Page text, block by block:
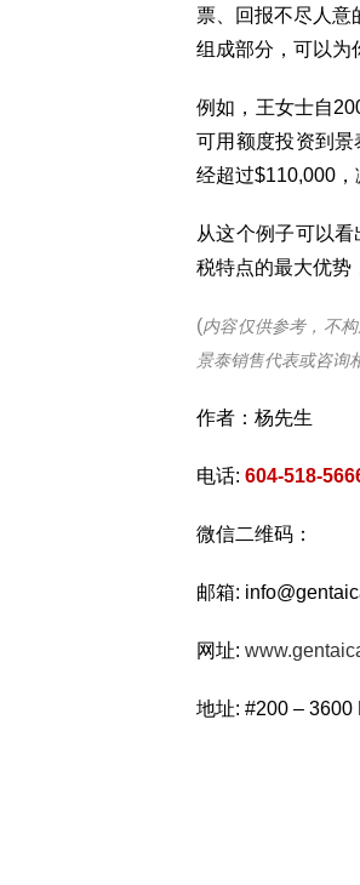
票、回报不尽人意
组成部分，可以为
例如，王女士自
可用额度投资到
经超过$110,000
从这个例子可以
税特点的最大优势
(内容仅供参考，不
景泰销售代表或咨询
作者：杨先生
电话: 604-518-
微信二维码：
邮箱:
网址:
地址: #200 –